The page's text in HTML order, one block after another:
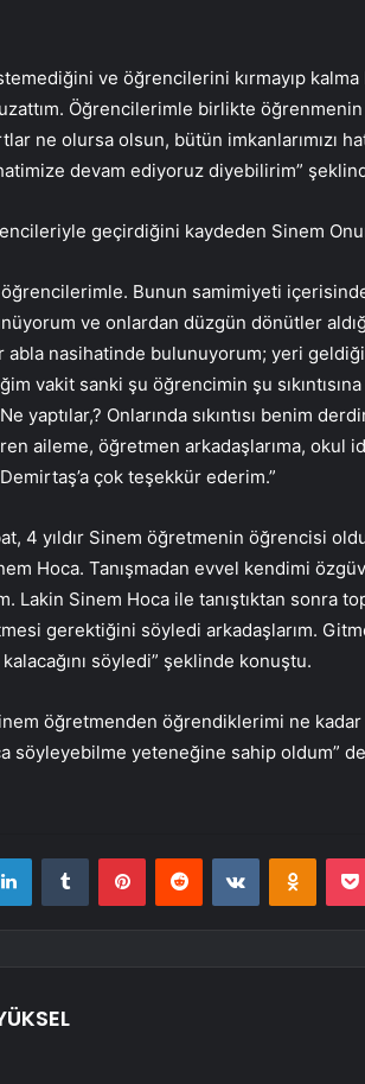
ve öğrencilerini kırmayıp kalma
Öğrencilerimle birlikte
ne olursa olsun, bütün imkanlarımızı
devam ediyoruz diyebilirim”
geçirdiğini kaydeden Sinem
Bunun samimiyeti
ve onlardan düzgün dönütler
abla nasihatinde bulunuyorum; yeri
vakit sanki şu öğrencimin şu
yaptılar,? Onlarında sıkıntısı benim
aileme, öğretmen arkadaşlarıma, okul
çok teşekkür ederim.”
4 yıldır Sinem öğretmenin öğrencisi
Hoca. Tanışmadan evvel kendimi
Lakin Sinem Hoca ile tanıştıktan sonra
gerektiğini söyledi arkadaşlarım.
söyledi” şeklinde konuştu.
öğretmenden öğrendiklerimi ne
söyleyebilme yeteneğine sahip oldum”
LinkedInTumblr PinterestReddit VKontakte